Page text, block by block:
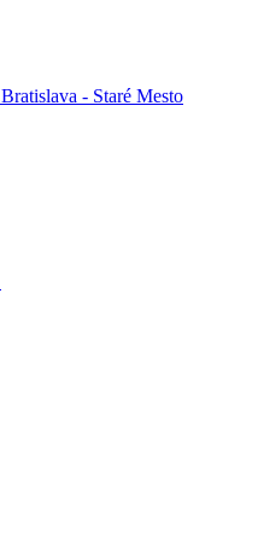
Bratislava - Staré Mesto